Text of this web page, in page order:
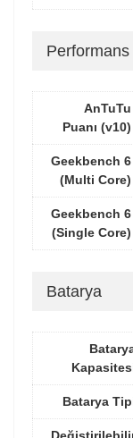
Performans
AnTuTu
Puanı (v10)
Geekbench 6
(Multi Core)
Geekbench 6
(Single Core)
Batarya
Batarya